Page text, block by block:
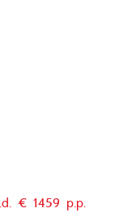
€ 1459 p.p.